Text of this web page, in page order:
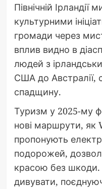
Північній
культурними
громади через
вплив видно в
людей з
США до Австралії,
спадщину.
Туризм у 2025-му
нові маршрути,
пропонують
подорожей,
красою без шкоди.
дивувати,